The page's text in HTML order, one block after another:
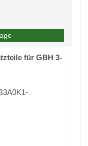
für GBH 3-